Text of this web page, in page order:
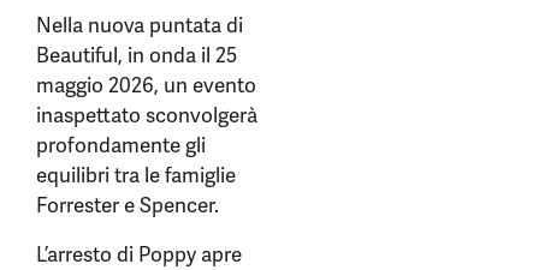
Nella nuova puntata di
Beautiful, in onda il 25
maggio 2026, un evento
inaspettato sconvolgerà
profondamente gli
equilibri tra le famiglie
Forrester e Spencer.
L’arresto di Poppy apre